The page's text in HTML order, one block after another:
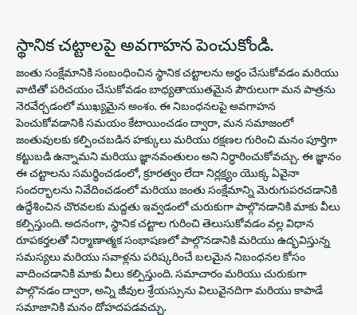
స్థానిక చట్టాలపై అవగాహన పెంచుకోండి.
జంతు సంక్షేమానికి సంబంధించిన స్థానిక చట్టాలను అర్థం చేసుకోవడం మరియు
వాటితో పరిచయం చేసుకోవడం బాధ్యతాయుతమైన పౌరులుగా మన పాత్రను
నెరవేర్చడంలో ముఖ్యమైన అంశం. ఈ నిబంధనలపై అవగాహన
పెంచుకోవడానికి సమయం కేటాయించడం ద్వారా, మన సమాజంలో
జంతువులకు కల్పించబడిన హక్కులు మరియు రక్షణల గురించి మనం పూర్తిగా
కట్టుబడి ఉన్నామని మరియు జ్ఞానవంతులం అని నిర్ధారించుకోవచ్చు. ఈ జ్ఞానం
ఈ చట్టాలను సమర్థించడంలో, క్రూరత్వం లేదా నిర్లక్ష్యం యొక్క ఏవైనా
సందర్భాలను నివేదించడంలో మరియు జంతు సంక్షేమాన్ని మెరుగుపరచడానికి
ఉద్దేశించిన చొరవలకు మద్దతు ఇవ్వడంలో చురుకుగా పాల్గొనడానికి మాకు వీలు
కల్పిస్తుంది. అదనంగా, స్థానిక చట్టాల గురించి తెలుసుకోవడం వల్ల విధాన
రూపకర్తలతో నిర్మాణాత్మక సంభాషణలో పాల్గొనడానికి మరియు ఉద్భవిస్తున్న
సమస్యలు మరియు సవాళ్లను పరిష్కరించే బలమైన నిబంధనల కోసం
వాదించడానికి మాకు వీలు కల్పిస్తుంది. సమాచారం మరియు చురుకుగా
పాల్గొనడం ద్వారా, అన్ని జీవుల శ్రేయస్సును విలువైనదిగా మరియు కాపాడే
సమాజానికి మనం దోహదపడవచ్చు.